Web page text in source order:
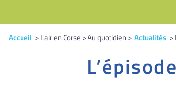
Accueil > L’air en Corse > Au quotidien > Actualités >